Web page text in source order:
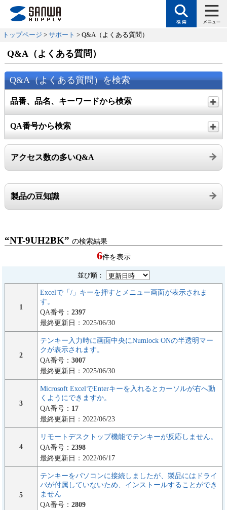
トップページ > サポート > Q&A（よくある質問）
Q&A（よくある質問）
Q&A（よくある質問）を検索
品番、品名、キーワードから検索
QA番号から検索
アクセス数の多いQ&A
製品の豆知識
“NT-9UH2BK”の検索結果
6件を表示
並び順：
1
Excelで「/」キーを押すとメニュー画面が表示されま
す。
QA番号： 2397
最終更新日：2025/06/30
2
テンキー入力時に画面中央にNumlock ONの半透明マー
クが表示されます。
QA番号： 3007
最終更新日：2025/06/30
3
Microsoft ExcelでEnterキーを入れるとカーソルが右へ動
くようにできますか。
QA番号： 17
最終更新日：2022/06/23
4
リモートデスクトップ機能でテンキーが反応しません。
QA番号： 2398
最終更新日：2022/06/17
5
テンキーをパソコンに接続しましたが、製品にはドライ
バが付属していないため、インストールすることができ
ません
QA番号： 2809